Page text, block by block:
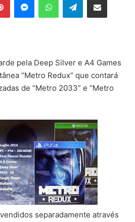
pela Deep Silver e A4 Games
“Metro Redux” que contará
de “Metro 2033” e “Metro
separadamente através